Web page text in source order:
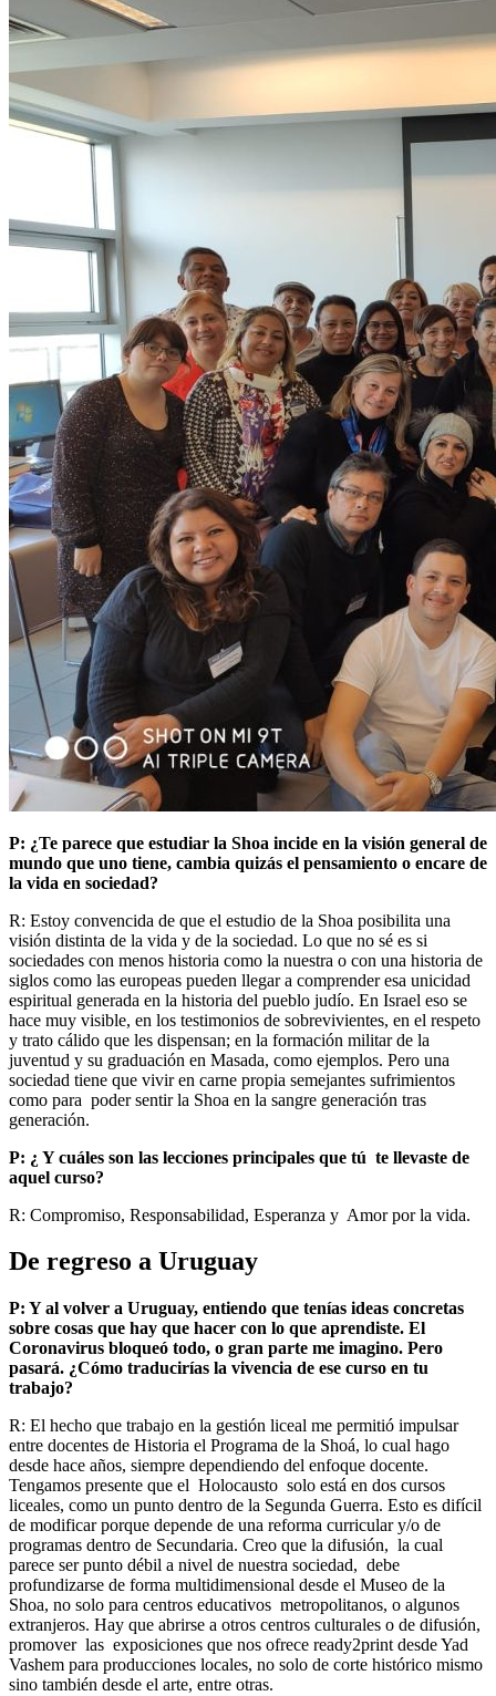
P: ¿Te parece que estudiar la Shoa incide en la visión general de
mundo que uno tiene, cambia quizás el pensamiento o encare de
la vida en sociedad?
R: Estoy convencida de que el estudio de la Shoa posibilita una
visión distinta de la vida y de la sociedad. Lo que no sé es si
sociedades con menos historia como la nuestra o con una historia de
siglos como las europeas pueden llegar a comprender esa unicidad
espiritual generada en la historia del pueblo judío. En Israel eso se
hace muy visible, en los testimonios de sobrevivientes, en el respeto
y trato cálido que les dispensan; en la formación militar de la
juventud y su graduación en Masada, como ejemplos. Pero una
sociedad tiene que vivir en carne propia semejantes sufrimientos
como para poder sentir la Shoa en la sangre generación tras
generación.
P: ¿ Y cuáles son las lecciones principales que tú te llevaste de
aquel curso?
R: Compromiso, Responsabilidad, Esperanza y Amor por la vida.
De regreso a Uruguay
P: Y al volver a Uruguay, entiendo que tenías ideas concretas
sobre cosas que hay que hacer con lo que aprendiste. El
Coronavirus bloqueó todo, o gran parte me imagino. Pero
pasará. ¿Cómo traducirías la vivencia de ese curso en tu
trabajo?
R: El hecho que trabajo en la gestión liceal me permitió impulsar
entre docentes de Historia el Programa de la Shoá, lo cual hago
desde hace años, siempre dependiendo del enfoque docente.
Tengamos presente que el Holocausto solo está en dos cursos
liceales, como un punto dentro de la Segunda Guerra. Esto es difícil
de modificar porque depende de una reforma curricular y/o de
programas dentro de Secundaria. Creo que la difusión, la cual
parece ser punto débil a nivel de nuestra sociedad, debe
profundizarse de forma multidimensional desde el Museo de la
Shoa, no solo para centros educativos metropolitanos, o algunos
extranjeros. Hay que abrirse a otros centros culturales o de difusión,
promover las exposiciones que nos ofrece ready2print desde Yad
Vashem para producciones locales, no solo de corte histórico mismo
sino también desde el arte, entre otras.